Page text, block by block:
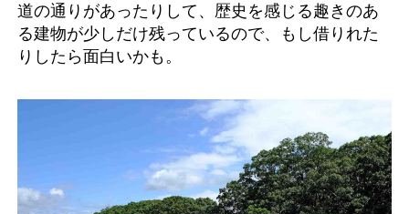
道の通りがあったりして、歴史を感じる趣きのあ
る建物が少しだけ残っているので、もし借りれた
りしたら面白いかも。